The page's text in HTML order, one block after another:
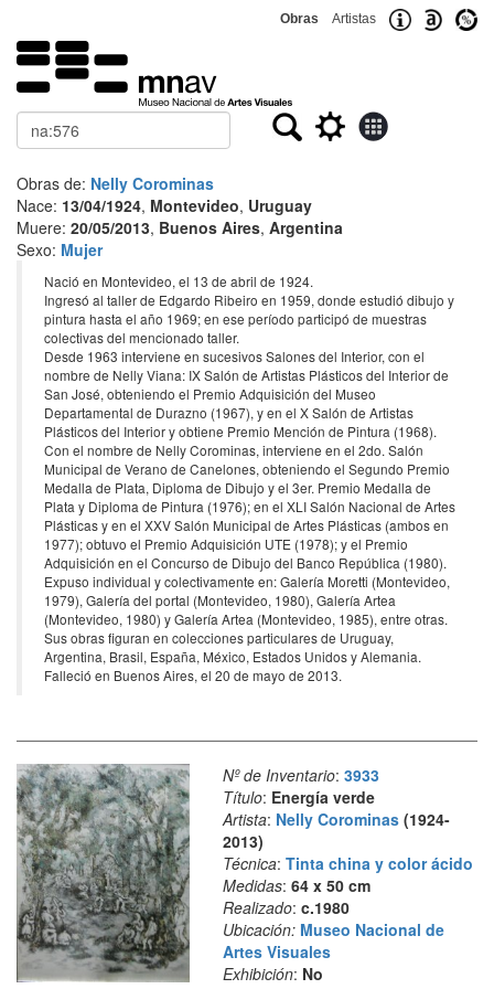
Obras Artistas
Buscar
Obras de: Nelly Corominas
Nace: 13/04/1924, Montevideo, Uruguay
Muere: 20/05/2013, Buenos Aires, Argentina
Sexo: Mujer
Nació en Montevideo, el 13 de abril de 1924.
Ingresó al taller de Edgardo Ribeiro en 1959, donde estudió dibujo y
pintura hasta el año 1969; en ese período participó de muestras
colectivas del mencionado taller.
Desde 1963 interviene en sucesivos Salones del Interior, con el
nombre de Nelly Viana: IX Salón de Artistas Plásticos del Interior de
San José, obteniendo el Premio Adquisición del Museo
Departamental de Durazno (1967), y en el X Salón de Artistas
Plásticos del Interior y obtiene Premio Mención de Pintura (1968).
Con el nombre de Nelly Corominas, interviene en el 2do. Salón
Municipal de Verano de Canelones, obteniendo el Segundo Premio
Medalla de Plata, Diploma de Dibujo y el 3er. Premio Medalla de
Plata y Diploma de Pintura (1976); en el XLI Salón Nacional de Artes
Plásticas y en el XXV Salón Municipal de Artes Plásticas (ambos en
1977); obtuvo el Premio Adquisición UTE (1978); y el Premio
Adquisición en el Concurso de Dibujo del Banco República (1980).
Expuso individual y colectivamente en: Galería Moretti (Montevideo,
1979), Galería del portal (Montevideo, 1980), Galería Artea
(Montevideo, 1980) y Galería Artea (Montevideo, 1985), entre otras.
Sus obras figuran en colecciones particulares de Uruguay,
Argentina, Brasil, España, México, Estados Unidos y Alemania.
Falleció en Buenos Aires, el 20 de mayo de 2013.
Nº de Inventario: 3933
Título: Energía verde
Artista: Nelly Corominas(1924-
2013)
Técnica: Tinta china y color ácido
Medidas: 64 x 50 cm
Realizado: c.1980
Ubicación: Museo Nacional de
Artes Visuales
Exhibición: No